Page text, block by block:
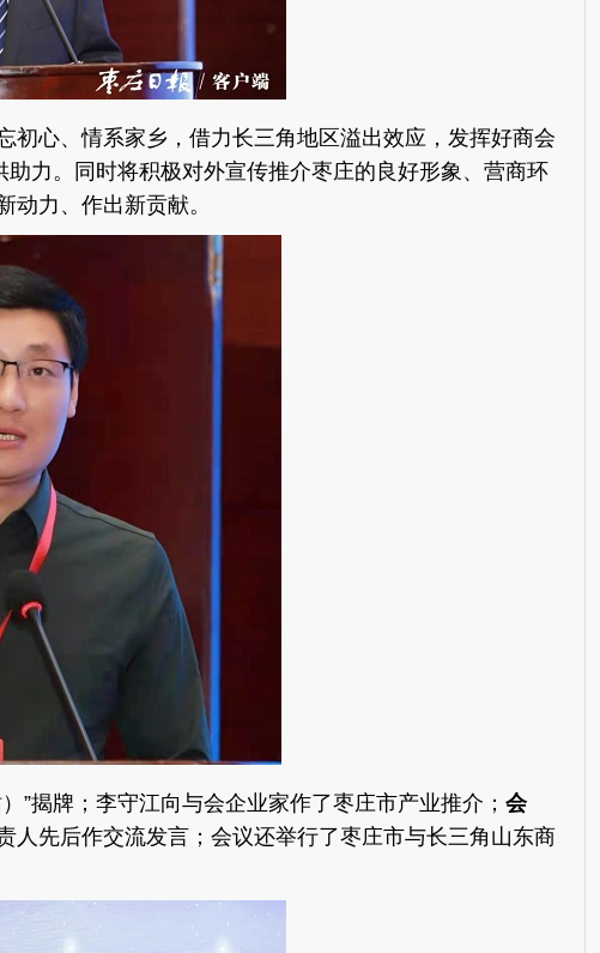
心、情系家乡，借力长三角地区溢出效应，发挥好商会
助力。同时将积极对外宣传推介枣庄的良好形象、营商环
力、作出新贡献。
”揭牌；李守江向与会企业家作了枣庄市产业推介； 会
人先后作交流发言；会议还举行了枣庄市与长三角山东商